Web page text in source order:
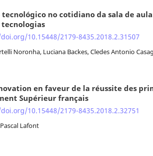
no cotidiano da sala de
10.15448/2179-8435.2018.2.31507
Noronha, Luciana Backes, Cledes Antonio
en faveur de la réussite des
Supérieur français
10.15448/2179-8435.2018.2.32751
Lafont